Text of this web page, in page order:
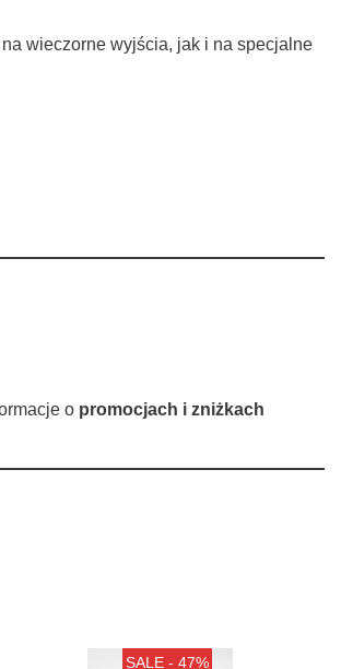
wieczorne wyjścia, jak i na specjalne
o promocjach i zniżkach
SALE - 47%